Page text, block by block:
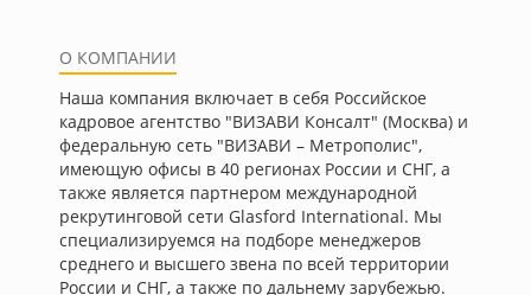
О КОМПАНИИ
Наша компания включает в себя Российское
кадровое агентство "ВИЗАВИ Консалт" (Москва) и
федеральную сеть "ВИЗАВИ – Метрополис",
имеющую офисы в 40 регионах России и СНГ, а
также является партнером международной
рекрутинговой сети Glasford International. Мы
специализируемся на подборе менеджеров
среднего и высшего звена по всей территории
России и СНГ, а также по дальнему зарубежью.